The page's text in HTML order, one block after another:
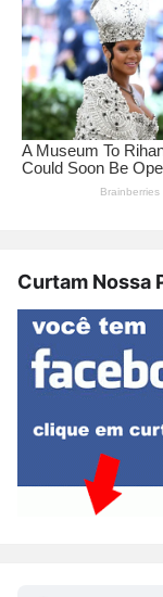
Curtam Nossa